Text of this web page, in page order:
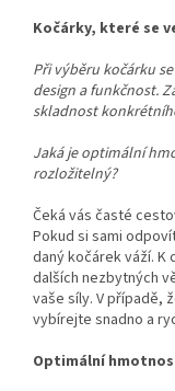
Kočárky, které se
Při výběru kočárku
design a funkčnost.
skladnost
Jaká je optimální
rozložitelný?
Čeká vás časté
Pokud si sami
daný kočárek váží.
dalších nezbytných
vaše síly. V případě,
vybírejte snadno a
Optimální